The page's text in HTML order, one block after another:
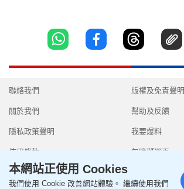
聯絡我們
關於我們
隱私政策聲明
使用條款
版權及免責聲明
幫助及反饋
我要爆料
無障礙網頁
本網站正使用 Cookies
我們使用 Cookie 改善網站體驗。 繼續使用我們